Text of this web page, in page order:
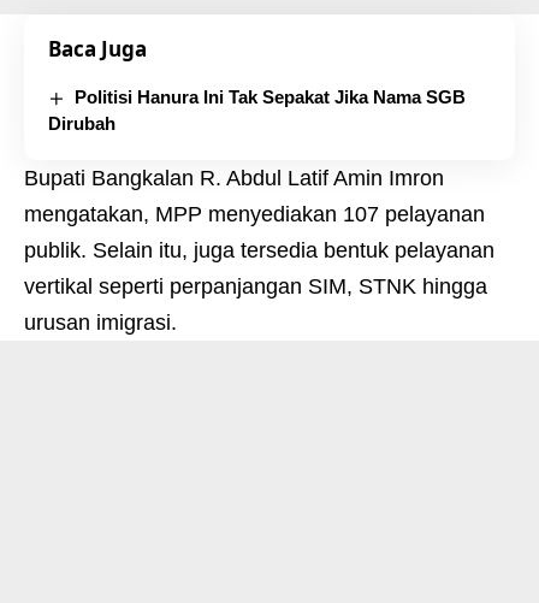
Baca Juga
Politisi Hanura Ini Tak Sepakat Jika Nama SGB
Dirubah
Bupati Bangkalan R. Abdul Latif Amin Imron
mengatakan, MPP menyediakan 107 pelayanan
publik. Selain itu, juga tersedia bentuk pelayanan
vertikal seperti perpanjangan SIM, STNK hingga
urusan imigrasi.